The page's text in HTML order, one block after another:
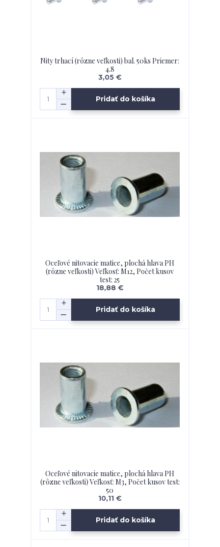
Nity trhací (rôzne veľkosti) bal. 50ks Priemer:
4.8
3,05 €
Pridať do košíka
Oceľové nitovacie matice, plochá hlava PH
(rôzne veľkosti) Veľkosť: M12, Počet kusov
test: 25
18,88 €
Pridať do košíka
Oceľové nitovacie matice, plochá hlava PH
(rôzne veľkosti) Veľkosť: M3, Počet kusov test:
50
10,11 €
Pridať do košíka